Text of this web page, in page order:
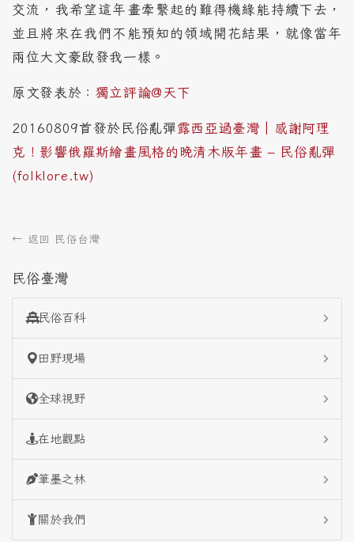
交流，我希望這年畫牽繫起的難得機緣能持續下去，
並且將來在我們不能預知的領域開花結果，就像當年
兩位大文豪啟發我一樣。
原文發表於： 獨立評論@天下
20160809首發於民俗亂彈露西亞過臺灣│感謝阿理
克！影響俄羅斯繪畫風格的晚清木版年畫 – 民俗亂彈
(folklore.tw)
← 返回 民俗台灣
民俗臺灣
民俗百科
田野現場
全球視野
在地觀點
筆墨之林
關於我們